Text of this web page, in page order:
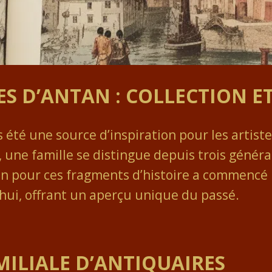
D’ANTAN : COLLECTION
une source d’inspiration pour les
famille se distingue depuis trois
pour ces fragments d’histoire a commencé
offrant un aperçu unique du passé.
D’ANTIQUAIRES